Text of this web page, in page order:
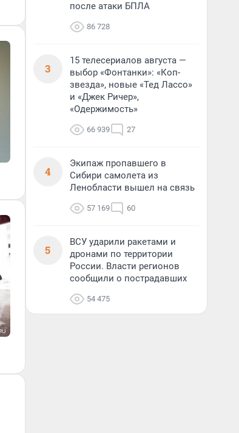
после атаки БПЛА
86 728
3
15 телесериалов августа —
выбор «Фонтанки»: «Коп-
звезда», новые «Тед Лассо»
и «Джек Ричер»,
«Одержимость»
66 939 27
4
Экипаж пропавшего в
Сибири самолета из
Ленобласти вышел на связь
57 169 60
5
ВСУ ударили ракетами и
дронами по территории
России. Власти регионов
сообщили о пострадавших
54 475